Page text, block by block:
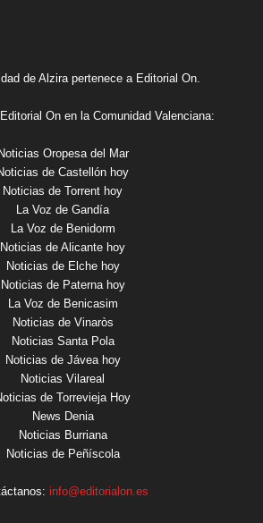
de Alzira pertenece a Editorial On.
On en la Comunidad Valenciana:
Noticias Oropesa del Mar
de Castellón hoy
Noticias de Torrent hoy
La Voz de Gandía
La Voz de Benidorm
Noticias de Alicante hoy
Noticias de Elche hoy
Noticias de Paterna hoy
La Voz de Benicasim
Noticias de Vinaròs
Noticias Santa Pola
Noticias de Jávea hoy
Noticias Vilareal
de Torrevieja Hoy
News Denia
Noticias Burriana
Noticias de Peñíscola
info@editorialon.es